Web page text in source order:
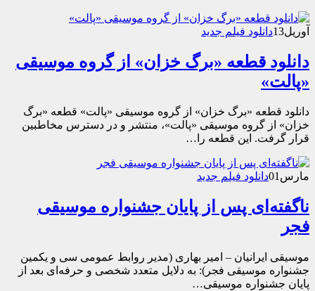
آوریل13دانلود فیلم جدید
دانلود قطعه «برگ خزان» از گروه موسیقی
«پالت»
دانلود قطعه «برگ خزان» از گروه موسیقی «پالت» قطعه «برگ
خزان» از گروه موسیقی «پالت»، منتشر و در دسترس مخاطبین
قرار گرفت. این قطعه را…
مارس01دانلود فیلم جدید
ناگفته‌ای پس از پایان جشنواره موسیقی
فجر
موسیقی ایرانیان – امیر بهاری (مدیر روابط عمومی سی و یکمین
جشنواره موسیقی فجر): به دلایل متعدد شخصی و حرفه‌ای بعد از
پایان جشنواره موسیقی…